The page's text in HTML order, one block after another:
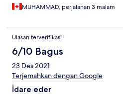
MUHAMMAD, perjalanan 3 malam
Ulasan terverifikasi
6/10 Bagus
23 Des 2021
Terjemahkan dengan Google
İdare eder